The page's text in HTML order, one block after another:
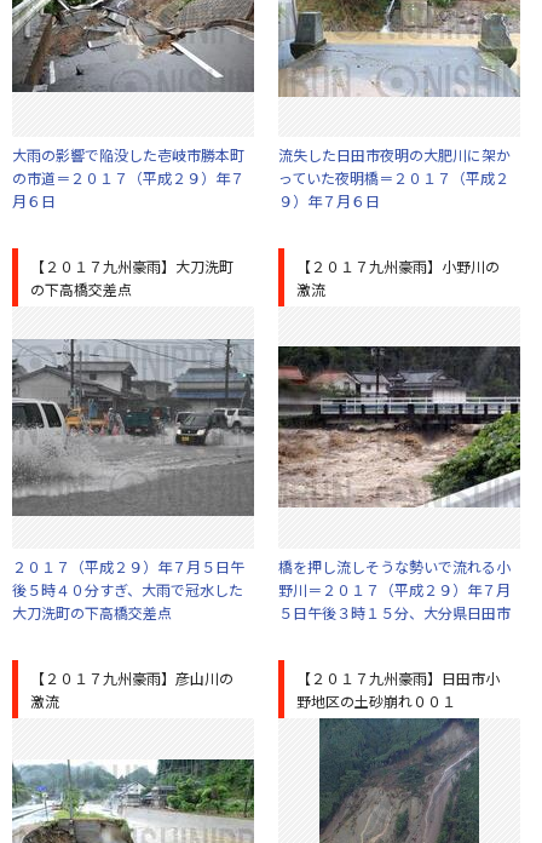
大雨の影響で陥没した壱岐市勝本町
の市道＝２０１７（平成２９）年７
月６日
流失した日田市夜明の大肥川に架か
っていた夜明橋＝２０１７（平成２
９）年７月６日
【２０１７九州豪雨】大刀洗町
の下高橋交差点
２０１７（平成２９）年７月５日午
後５時４０分すぎ、大雨で冠水した
大刀洗町の下高橋交差点
【２０１７九州豪雨】小野川の
激流
橋を押し流しそうな勢いで流れる小
野川＝２０１７（平成２９）年７月
５日午後３時１５分、大分県日田市
【２０１７九州豪雨】彦山川の
激流
【２０１７九州豪雨】日田市小
野地区の土砂崩れ００１